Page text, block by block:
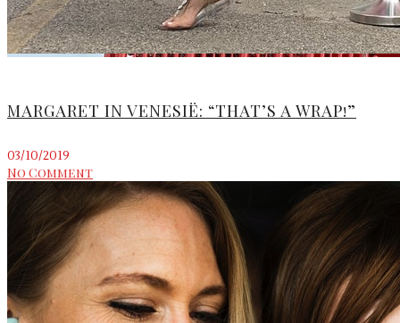
MARGARET IN VENESIË: “THAT’S A WRAP!”
03/10/2019
No Comment